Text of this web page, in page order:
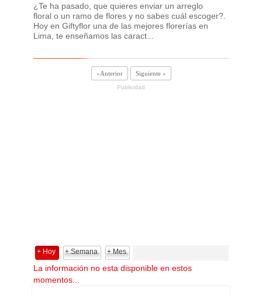
¿Te ha pasado, que quieres enviar un arreglo
floral o un ramo de flores y no sabes cuál escoger?.
Hoy en Giftyflor una de las mejores florerías en
Lima, te enseñamos las caract...
«Anterior Siguiente »
Publicidad
+ Hoy + Semana + Mes
La información no esta disponible en estos
momentos...